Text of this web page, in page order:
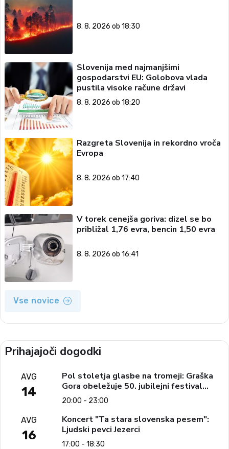
8. 8. 2026 ob 18:30
Slovenija med najmanjšimi
gospodarstvi EU: Golobova vlada
pustila visoke račune državi
8. 8. 2026 ob 18:20
Razgreta Slovenija in rekordno vroča
Evropa
8. 8. 2026 ob 17:40
V torek cenejša goriva: dizel se bo
približal 1,76 evra, bencin 1,50 evra
8. 8. 2026 ob 16:41
Vse novice
Prihajajoči dogodki
AVG
14
Pol stoletja glasbe na tromeji: Graška
Gora obeležuje 50. jubilejni festival
narodno-zabavne glasbe
20:00 - 23:00
AVG
16
Koncert "Ta stara slovenska pesem":
Ljudski pevci Jezerci
17:00 - 18:30